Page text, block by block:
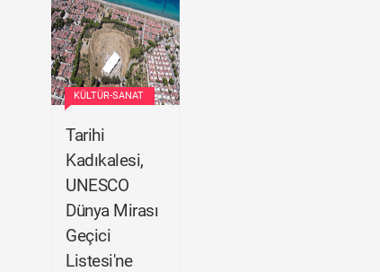
KÜLTÜR-SANAT
Tarihi
Kadıkalesi,
UNESCO
Dünya Mirası
Geçici
Listesi'ne